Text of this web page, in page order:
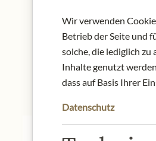
Wir verwenden
Betrieb der Seite und
solche, die lediglich
Inhalte genutzt
dass auf Basis Ihrer
Datenschutz